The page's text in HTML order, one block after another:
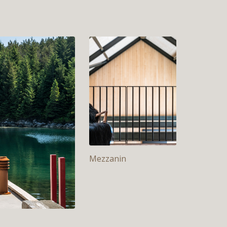
Mezzanin